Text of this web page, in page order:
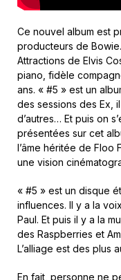
Ce nouvel album est
producteurs de
Attractions de Elvis
piano, fidèle
ans. « #5 » est un
des sessions des Ex,
d’autres… Et puis on
présentées sur cet
l’âme héritée de Floo
une vision
« #5 » est un disque
influences. Il y a la
Paul. Et puis il y a la
des Raspberries et
L’alliage est des plus
En fait, personne ne